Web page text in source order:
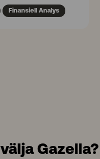
Finansiell Analys
Gazella?